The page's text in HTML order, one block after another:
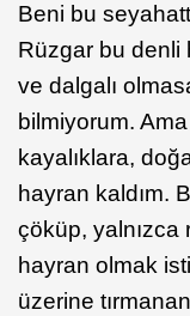
Beni bu
Rüzgar bu denli
ve dalgalı
bilmiyorum.
kayalıklara,
hayran kaldım.
çöküp, yalnızca
hayran olmak
üzerine